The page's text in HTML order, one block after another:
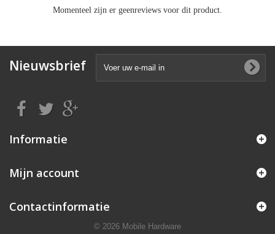
Momenteel zijn er geenreviews voor dit product.
Nieuwsbrief
Informatie
Mijn account
Contactinformatie
© 2026 Mobile Hardware